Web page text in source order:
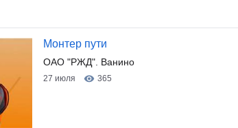
Монтер пути
ОАО "РЖД". Ванино
27 июля 365